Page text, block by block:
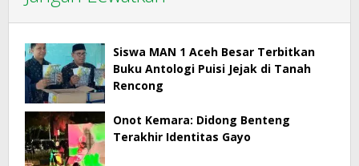
Siswa MAN 1 Aceh Besar Terbitkan
Buku Antologi Puisi Jejak di Tanah
Rencong
Onot Kemara: Didong Benteng
Terakhir Identitas Gayo